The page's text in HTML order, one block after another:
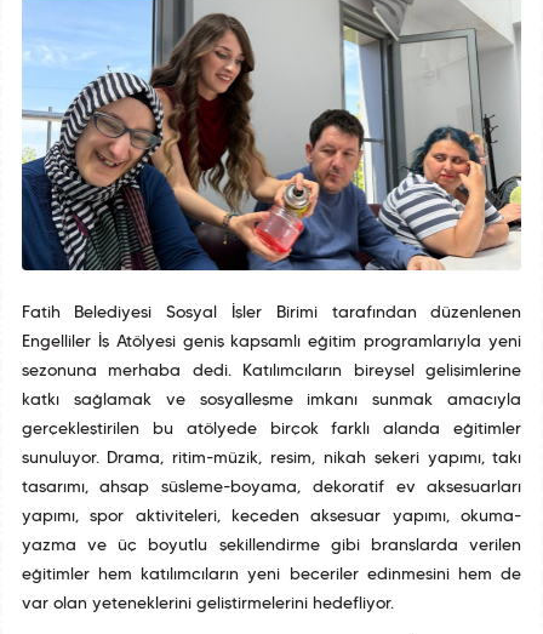
Fatih Belediyesi Sosyal İşler Birimi tarafından düzenlenen
Engelliler İş Atölyesi geniş kapsamlı eğitim programlarıyla yeni
sezonuna merhaba dedi. Katılımcıların bireysel gelişimlerine
katkı sağlamak ve sosyalleşme imkanı sunmak amacıyla
gerçekleştirilen bu atölyede birçok farklı alanda eğitimler
sunuluyor. Drama, ritim-müzik, resim, nikah şekeri yapımı, takı
tasarımı, ahşap süsleme-boyama, dekoratif ev aksesuarları
yapımı, spor aktiviteleri, keçeden aksesuar yapımı, okuma-
yazma ve üç boyutlu şekillendirme gibi branşlarda verilen
eğitimler hem katılımcıların yeni beceriler edinmesini hem de
var olan yeteneklerini geliştirmelerini hedefliyor.